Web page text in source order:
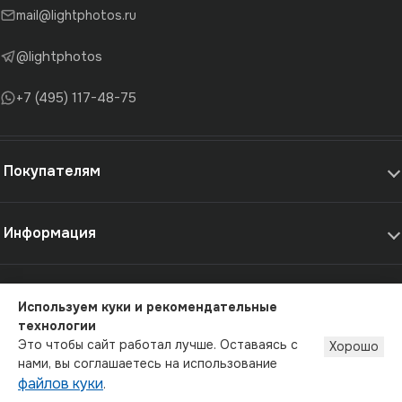
mail@lightphotos.ru
@lightphotos
+7 (495) 117-48-75
Покупателям
Информация
© 2012-2026 - LightPhotos.ru, оборудование для фотостудий
Публичная оферта Политика конфиденциальности
Используем куки и рекомендательные
технологии
Это чтобы сайт работал лучше. Оставаясь с
нами, вы соглашаетесь на использование
файлов куки.
Хорошо